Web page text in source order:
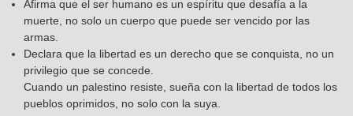
Afirma que el ser humano es un espíritu que desafía a la
muerte, no solo un cuerpo que puede ser vencido por las
armas.
Declara que la libertad es un derecho que se conquista, no un
privilegio que se concede.
Cuando un palestino resiste, sueña con la libertad de todos los
pueblos oprimidos, no solo con la suya.